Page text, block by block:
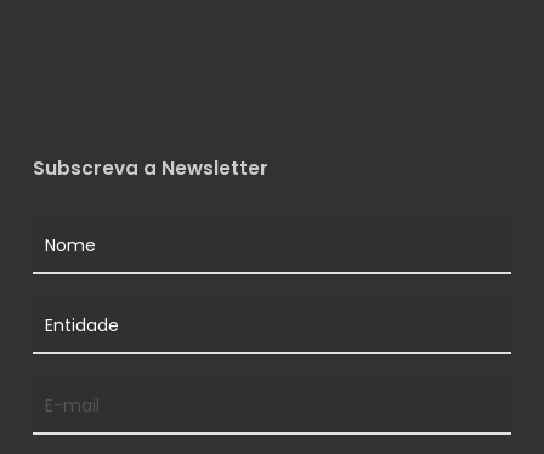
Subscreva a Newsletter